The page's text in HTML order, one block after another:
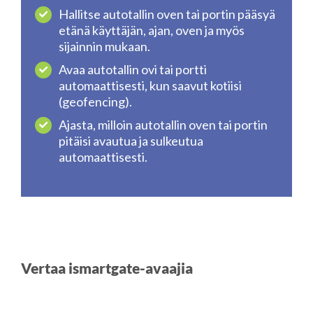
Hallitse autotallin oven tai portin pääsyä
etänä käyttäjän, ajan, oven ja myös
sijainnin mukaan.
Avaa autotallin ovi tai portti
automaattisesti, kun saavut kotiisi
(geofencing).
Ajasta, milloin autotallin oven tai portin
pitäisi avautua ja sulkeutua
automaattisesti.
Vertaa ismartgate-avaajia